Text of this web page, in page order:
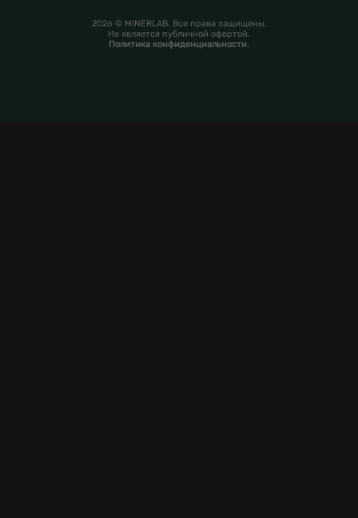
2026 © MINERLAB. Все права защищены.
Не является публичной офертой.
Политика конфиденциальности.